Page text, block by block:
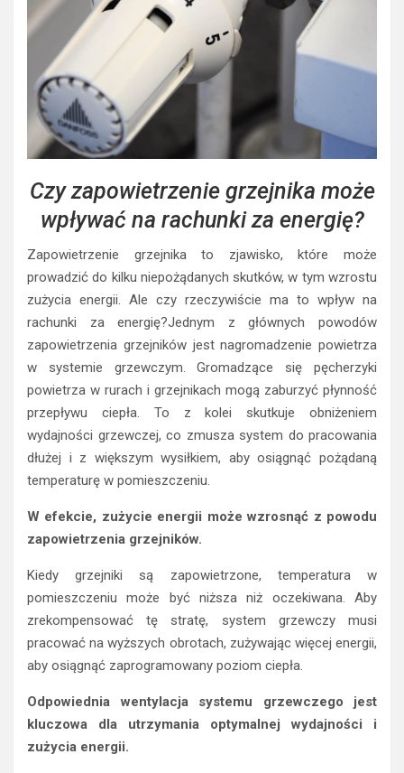
Czy zapowietrzenie grzejnika może
wpływać na rachunki za energię?
Zapowietrzenie grzejnika to zjawisko, które może
prowadzić do kilku niepożądanych skutków, w tym wzrostu
zużycia energii. Ale czy rzeczywiście ma to wpływ na
rachunki za energię?Jednym z głównych powodów
zapowietrzenia grzejników jest nagromadzenie powietrza
w systemie grzewczym. Gromadzące się pęcherzyki
powietrza w rurach i grzejnikach mogą zaburzyć płynność
przepływu ciepła. To z kolei skutkuje obniżeniem
wydajności grzewczej, co zmusza system do pracowania
dłużej i z większym wysiłkiem, aby osiągnąć pożądaną
temperaturę w pomieszczeniu.
W efekcie, zużycie energii może wzrosnąć z powodu
zapowietrzenia grzejników.
Kiedy grzejniki są zapowietrzone, temperatura w
pomieszczeniu może być niższa niż oczekiwana. Aby
zrekompensować tę stratę, system grzewczy musi
pracować na wyższych obrotach, zużywając więcej energii,
aby osiągnąć zaprogramowany poziom ciepła.
Odpowiednia wentylacja systemu grzewczego jest
kluczowa dla utrzymania optymalnej wydajności i
zużycia energii.